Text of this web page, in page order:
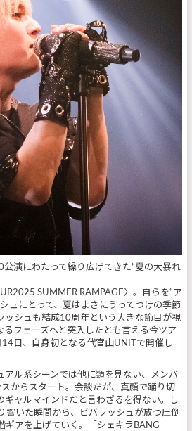
演にわたって繰り広げてきた“夏の大暴れ
SUMMER RAMPAGE〉。自らを“ア
ュにとって、夏はまさにうってつけの季節
ッシュも結成10周年という大きな節目が視
るフェーズへと突入したとも言える今ツア
日、自身初となる代官山UNITで開催し
アル系シーンでは他に類を見ない、メンバ
からスタート。余談だが、真顔で踊り切
ギャルマインドだと言わざるを得ない。し
響いた瞬間から、ビバラッシュが放つ圧倒
ギアを上げていく。「シェキラBANG-